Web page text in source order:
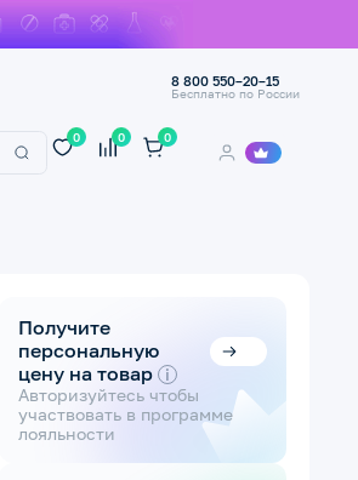
8 800 550–20–15
Бесплатно по России
0 0 0
Получите
персональную
цену на товар i
Авторизуйтесь чтобы
участвовать в программе
лояльности